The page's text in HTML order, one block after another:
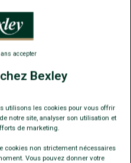
la pointure au-dessus de
Bexley
utilisons les cookies pour vous offrir
notre site, analyser son utilisation et
de marketing.
cookies non strictement nécessaires
Vous pouvez donner votre
accepter